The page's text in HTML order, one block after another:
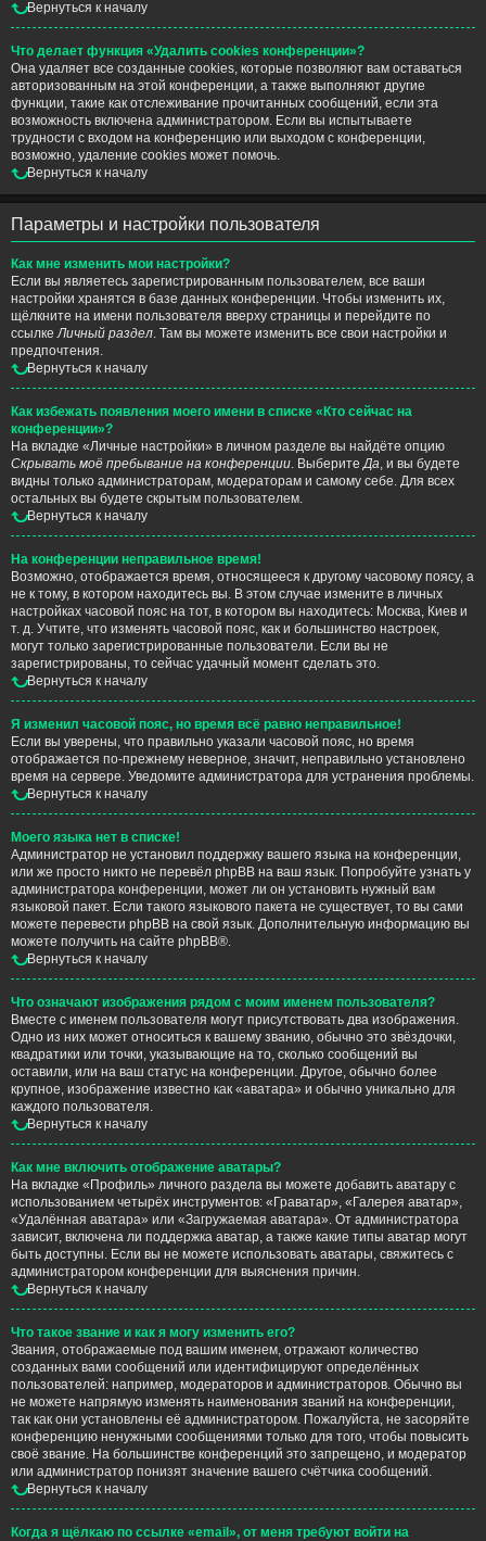
Вернуться к началу
Что делает функция «Удалить cookies конференции»?
Она удаляет все созданные cookies, которые позволяют вам оставаться
авторизованным на этой конференции, а также выполняют другие
функции, такие как отслеживание прочитанных сообщений, если эта
возможность включена администратором. Если вы испытываете
трудности с входом на конференцию или выходом с конференции,
возможно, удаление cookies может помочь.
Вернуться к началу
Параметры и настройки пользователя
Как мне изменить мои настройки?
Если вы являетесь зарегистрированным пользователем, все ваши
настройки хранятся в базе данных конференции. Чтобы изменить их,
щёлкните на имени пользователя вверху страницы и перейдите по
ссылкеЛичный раздел. Там вы можете изменить все свои настройки и
предпочтения.
Вернуться к началу
Как избежать появления моего имени в списке «Кто сейчас на
конференции»?
На вкладке «Личные настройки» в личном разделе вы найдёте опцию
Скрывать моё пребывание на конференции. ВыберитеДа, и вы будете
видны только администраторам, модераторам и самому себе. Для всех
остальных вы будете скрытым пользователем.
Вернуться к началу
На конференции неправильное время!
Возможно, отображается время, относящееся к другому часовому поясу, а
не к тому, в котором находитесь вы. В этом случае измените в личных
настройках часовой пояс на тот, в котором вы находитесь: Москва, Киев и
т. д. Учтите, что изменять часовой пояс, как и большинство настроек,
могут только зарегистрированные пользователи. Если вы не
зарегистрированы, то сейчас удачный момент сделать это.
Вернуться к началу
Я изменил часовой пояс, но время всё равно неправильное!
Если вы уверены, что правильно указали часовой пояс, но время
отображается по-прежнему неверное, значит, неправильно установлено
время на сервере. Уведомите администратора для устранения проблемы.
Вернуться к началу
Моего языка нет в списке!
Администратор не установил поддержку вашего языка на конференции,
или же просто никто не перевёл phpBB на ваш язык. Попробуйте узнать у
администратора конференции, может ли он установить нужный вам
языковой пакет. Если такого языкового пакета не существует, то вы сами
можете перевести phpBB на свой язык. Дополнительную информацию вы
можете получить на сайте phpBB®.
Вернуться к началу
Что означают изображения рядом с моим именем пользователя?
Вместе с именем пользователя могут присутствовать два изображения.
Одно из них может относиться к вашему званию, обычно это звёздочки,
квадратики или точки, указывающие на то, сколько сообщений вы
оставили, или на ваш статус на конференции. Другое, обычно более
крупное, изображение известно как «аватара» и обычно уникально для
каждого пользователя.
Вернуться к началу
Как мне включить отображение аватары?
На вкладке «Профиль» личного раздела вы можете добавить аватару с
использованием четырёх инструментов: «Граватар», «Галерея аватар»,
«Удалённая аватара» или «Загружаемая аватара». От администратора
зависит, включена ли поддержка аватар, а также какие типы аватар могут
быть доступны. Если вы не можете использовать аватары, свяжитесь с
администратором конференции для выяснения причин.
Вернуться к началу
Что такое звание и как я могу изменить его?
Звания, отображаемые под вашим именем, отражают количество
созданных вами сообщений или идентифицируют определённых
пользователей: например, модераторов и администраторов. Обычно вы
не можете напрямую изменять наименования званий на конференции,
так как они установлены её администратором. Пожалуйста, не засоряйте
конференцию ненужными сообщениями только для того, чтобы повысить
своё звание. На большинстве конференций это запрещено, и модератор
или администратор понизят значение вашего счётчика сообщений.
Вернуться к началу
Когда я щёлкаю по ссылке «email», от меня требуют войти на